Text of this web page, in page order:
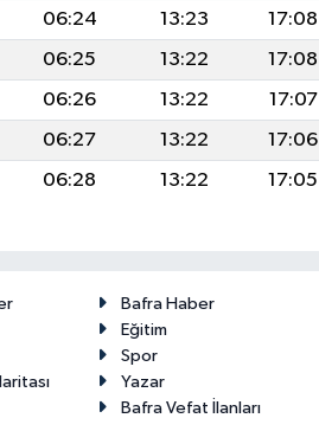
06:24 13:23 17:08
06:25 13:22 17:08
06:26 13:22 17:07
06:27 13:22 17:06
06:28 13:22 17:05
Bafra Haber
Eğitim
Spor
Yazar
Bafra Vefat İlanları